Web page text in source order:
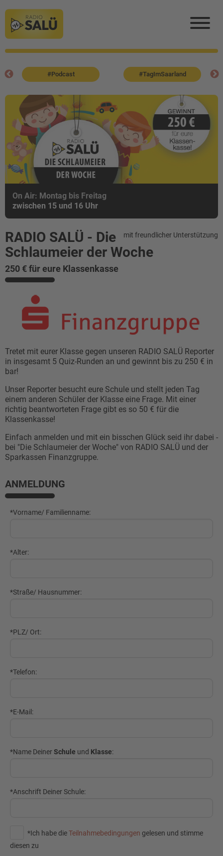
#Podcast #TagImSaarland
On Air: Montag bis Freitag
zwischen 15 und 16 Uhr
mit freundlicher Unterstützung
RADIO SALÜ - Die
Schlaumeier der Woche
250 € für eure Klassenkasse
Tretet mit eurer Klasse gegen unseren RADIO SALÜ Reporter
in insgesamt 5 Quiz-Runden an und gewinnt bis zu 250 € in
bar!
Unser Reporter besucht eure Schule und stellt jeden Tag
einem anderen Schüler der Klasse eine Frage. Mit einer
richtig beantworteten Frage gibt es so 50 € für die
Klassenkasse!
Einfach anmelden und mit ein bisschen Glück seid ihr dabei -
bei "Die Schlaumeier der Woche" von RADIO SALÜ und der
Sparkassen Finanzgruppe.
ANMELDUNG
*Vorname/ Familienname:
*Alter:
*Straße/ Hausnummer:
*PLZ/ Ort:
*Telefon:
*E-Mail:
*Name DeinerSchule und Klasse:
*Anschrift Deiner Schule:
*Ich habe dieTeilnahmebedingungen gelesen und stimme
diesen zu